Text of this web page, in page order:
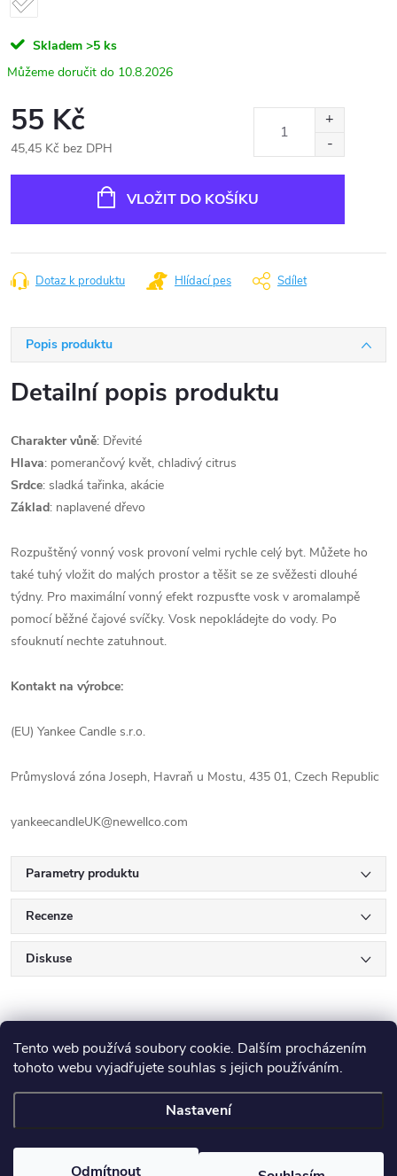
Tento web používá soubory cookie. Dalším procházením
tohoto webu vyjadřujete souhlas s jejich používáním.
Nastavení
Odmítnout
Skladem >5 ks
10.8.2026
55 Kč
45,45 Kč bez DPH
VLOŽIT DO KOŠÍKU
Dotaz k produktu Hlídací pes Sdílet
Popis produktu
Detailní popis produktu
Charakter vůně: Dřevité
Hlava: pomerančový květ, chladivý citrus
Srdce: sladká tařinka, akácie
Základ: naplavené dřevo
Rozpuštěný vonný vosk provoní velmi rychle celý byt. Můžete ho
také tuhý vložit do malých prostor a těšit se ze svěžesti dlouhé
týdny. Pro maximální vonný efekt rozpusťte vosk v aromalampě
pomocí běžné čajové svíčky. Vosk nepokládejte do vody. Po
sfouknutí nechte zatuhnout.
Kontakt na výrobce:
(EU) Yankee Candle s.r.o.
Průmyslová zóna Joseph, Havraň u Mostu, 435 01, Czech Republic
yankeecandleUK@newellco.com
Parametry produktu
Recenze
Diskuse
Z
á
nastavení cookies